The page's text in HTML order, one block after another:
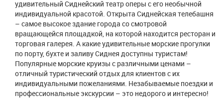
удивительный Сиднейский театр оперы с его необычной
индивидуальной красотой. Открыта Сиднейская телебашня
– самое высокое здание города со смотровой
вращающейся площадкой, на которой находится ресторан и
торговая галерея. А какие удивительные морские прогулки
по порту, бухте и заливу Сиднея доступны туристам!
Популярные морские круизы с различными ценами –
отличный туристический отдых для клиентов с их
индивидуальными пожеланиями. Незабываемые поездки и
профессиональные экскурсии – это недорого и интересно!